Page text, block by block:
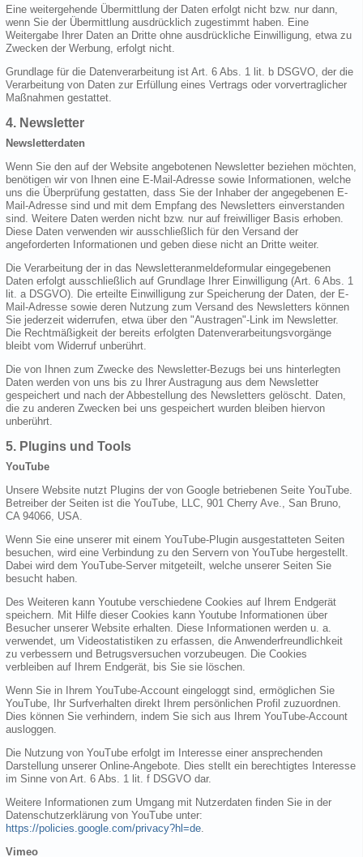
Eine weitergehende Übermittlung der Daten erfolgt nicht bzw. nur dann,
wenn Sie der Übermittlung ausdrücklich zugestimmt haben. Eine
Weitergabe Ihrer Daten an Dritte ohne ausdrückliche Einwilligung, etwa zu
Zwecken der Werbung, erfolgt nicht.
Grundlage für die Datenverarbeitung ist Art. 6 Abs. 1 lit. b DSGVO, der die
Verarbeitung von Daten zur Erfüllung eines Vertrags oder vorvertraglicher
Maßnahmen gestattet.
4. Newsletter
Newsletterdaten
Wenn Sie den auf der Website angebotenen Newsletter beziehen möchten,
benötigen wir von Ihnen eine E-Mail-Adresse sowie Informationen, welche
uns die Überprüfung gestatten, dass Sie der Inhaber der angegebenen E-
Mail-Adresse sind und mit dem Empfang des Newsletters einverstanden
sind. Weitere Daten werden nicht bzw. nur auf freiwilliger Basis erhoben.
Diese Daten verwenden wir ausschließlich für den Versand der
angeforderten Informationen und geben diese nicht an Dritte weiter.
Die Verarbeitung der in das Newsletteranmeldeformular eingegebenen
Daten erfolgt ausschließlich auf Grundlage Ihrer Einwilligung (Art. 6 Abs. 1
lit. a DSGVO). Die erteilte Einwilligung zur Speicherung der Daten, der E-
Mail-Adresse sowie deren Nutzung zum Versand des Newsletters können
Sie jederzeit widerrufen, etwa über den "Austragen"-Link im Newsletter.
Die Rechtmäßigkeit der bereits erfolgten Datenverarbeitungsvorgänge
bleibt vom Widerruf unberührt.
Die von Ihnen zum Zwecke des Newsletter-Bezugs bei uns hinterlegten
Daten werden von uns bis zu Ihrer Austragung aus dem Newsletter
gespeichert und nach der Abbestellung des Newsletters gelöscht. Daten,
die zu anderen Zwecken bei uns gespeichert wurden bleiben hiervon
unberührt.
5. Plugins und Tools
YouTube
Unsere Website nutzt Plugins der von Google betriebenen Seite YouTube.
Betreiber der Seiten ist die YouTube, LLC, 901 Cherry Ave., San Bruno,
CA 94066, USA.
Wenn Sie eine unserer mit einem YouTube-Plugin ausgestatteten Seiten
besuchen, wird eine Verbindung zu den Servern von YouTube hergestellt.
Dabei wird dem YouTube-Server mitgeteilt, welche unserer Seiten Sie
besucht haben.
Des Weiteren kann Youtube verschiedene Cookies auf Ihrem Endgerät
speichern. Mit Hilfe dieser Cookies kann Youtube Informationen über
Besucher unserer Website erhalten. Diese Informationen werden u. a.
verwendet, um Videostatistiken zu erfassen, die Anwenderfreundlichkeit
zu verbessern und Betrugsversuchen vorzubeugen. Die Cookies
verbleiben auf Ihrem Endgerät, bis Sie sie löschen.
Wenn Sie in Ihrem YouTube-Account eingeloggt sind, ermöglichen Sie
YouTube, Ihr Surfverhalten direkt Ihrem persönlichen Profil zuzuordnen.
Dies können Sie verhindern, indem Sie sich aus Ihrem YouTube-Account
ausloggen.
Die Nutzung von YouTube erfolgt im Interesse einer ansprechenden
Darstellung unserer Online-Angebote. Dies stellt ein berechtigtes Interesse
im Sinne von Art. 6 Abs. 1 lit. f DSGVO dar.
Weitere Informationen zum Umgang mit Nutzerdaten finden Sie in der
Datenschutzerklärung von YouTube unter:
https://policies.google.com/privacy?hl=de
Vimeo